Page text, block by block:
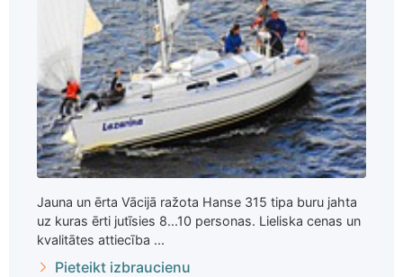
Jauna un ērta Vācijā ražota Hanse 315 tipa buru jahta
uz kuras ērti jutīsies 8...10 personas. Lieliska cenas un
kvalitātes attiecība ...
Pieteikt izbraucienu